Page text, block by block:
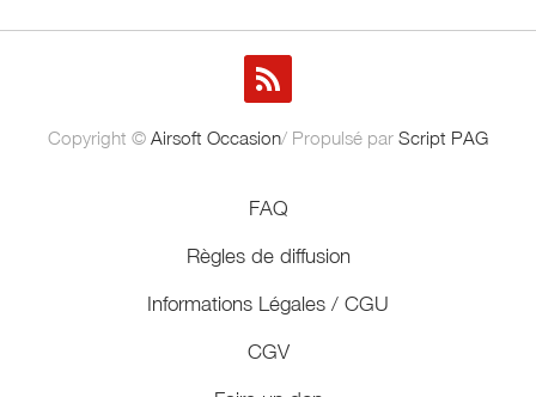
Copyright © Airsoft Occasion/ Propulsé par Script PAG
FAQ
Règles de diffusion
Informations Légales / CGU
CGV